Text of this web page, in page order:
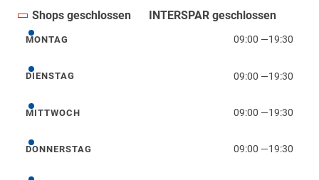
Shops geschlossen INTERSPAR geschlossen
Montag
MONTAG 09:00 —19:30
Dienstag
DIENSTAG 09:00 —19:30
Mittwoch
MITTWOCH 09:00 —19:30
Donnerstag
DONNERSTAG 09:00 —19:30